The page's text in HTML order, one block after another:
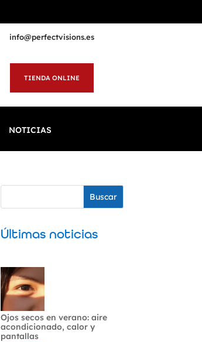
info@perfectvisions.es
TIENDA ONLINE
NOTICIAS
Buscar
Últimas noticias
Ojos secos en verano: aire
acondicionado, calor y
pantallas